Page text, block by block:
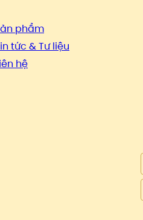
phẩm
tức & Tư liệu
hệ